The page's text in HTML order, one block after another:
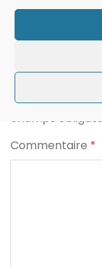
No
Laisser un
Votre adresse
champs
Commentaire *